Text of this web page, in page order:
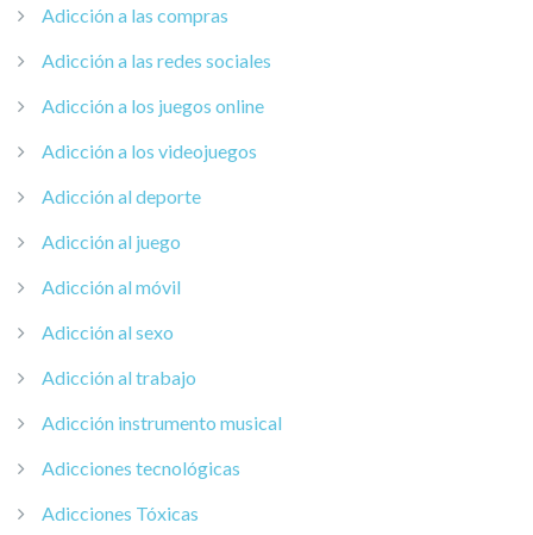
Adicción a las compras
Adicción a las redes sociales
Adicción a los juegos online
Adicción a los videojuegos
Adicción al deporte
Adicción al juego
Adicción al móvil
Adicción al sexo
Adicción al trabajo
Adicción instrumento musical
Adicciones tecnológicas
Adicciones Tóxicas